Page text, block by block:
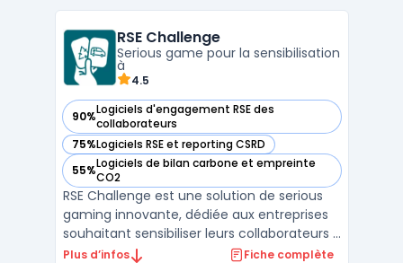
RSE Challenge
Serious game pour la sensibilisation
à
4.5
90%Logiciels d'engagement RSE des
collaborateurs
— voir RSE Challenge dans cette catégorie
75%Logiciels RSE et reporting CSRD
— voir RSE Challenge dans cette catégorie
55%Logiciels de bilan carbone et empreinte
CO2
— voir RSE Challenge dans cette catégorie
RSE Challenge est une solution de serious
gaming innovante, dédiée aux entreprises
souhaitant sensibiliser leurs collaborateurs à
la réduction de l'empreinte carbone et à
Plus d’infos Fiche complète